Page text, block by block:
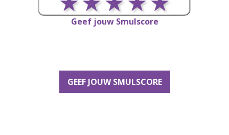
Geef jouw Smulscore
GEEF JOUW SMULSCORE